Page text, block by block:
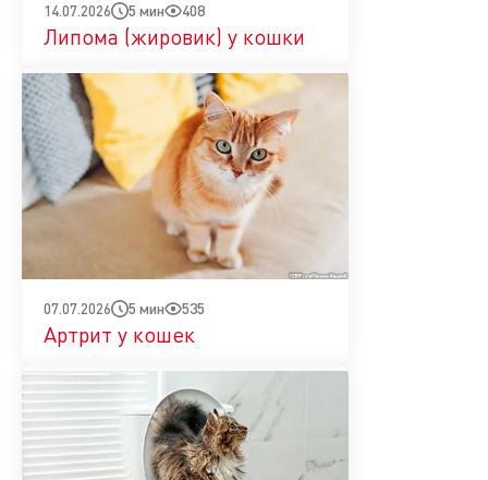
14.07.2026 5 мин 408
Липома (жировик) у кошки
07.07.2026 5 мин 535
Артрит у кошек